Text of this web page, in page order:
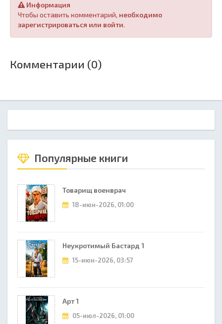
Информация
Чтобы оставить комментарий, необходимо
зарегистрироваться или войти.
Комментарии (0)
Популярные книги
Товарищ военврач
18-июн-2026, 01:00
Неукротимый Бастард 1
15-июн-2026, 03:57
Арт 1
05-июл-2026, 01:00